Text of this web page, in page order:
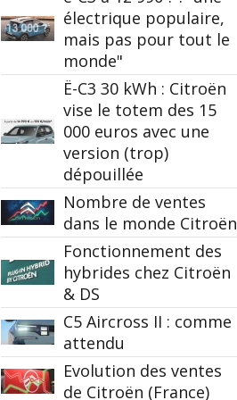
électrique populaire,
mais pas pour tout le
monde"
Ë-C3 30 kWh : Citroën
vise le totem des 15
000 euros avec une
version (trop)
dépouillée
Nombre de ventes
dans le monde Citroën
Fonctionnement des
hybrides chez Citroën
& DS
C5 Aircross II : comme
attendu
Evolution des ventes
de Citroën (France)